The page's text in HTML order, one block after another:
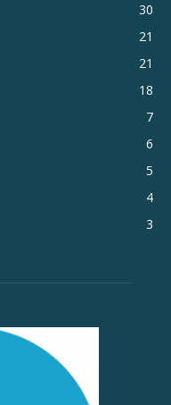
30
21
21
18
7
6
5
4
3